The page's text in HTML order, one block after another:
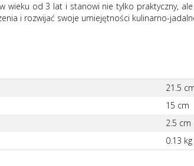
wieku od 3 lat i stanowi nie tylko praktyczny,
i rozwijać swoje umiejętności kulinarno-
21.5
15 cm
2.5 cm
0.13 kg